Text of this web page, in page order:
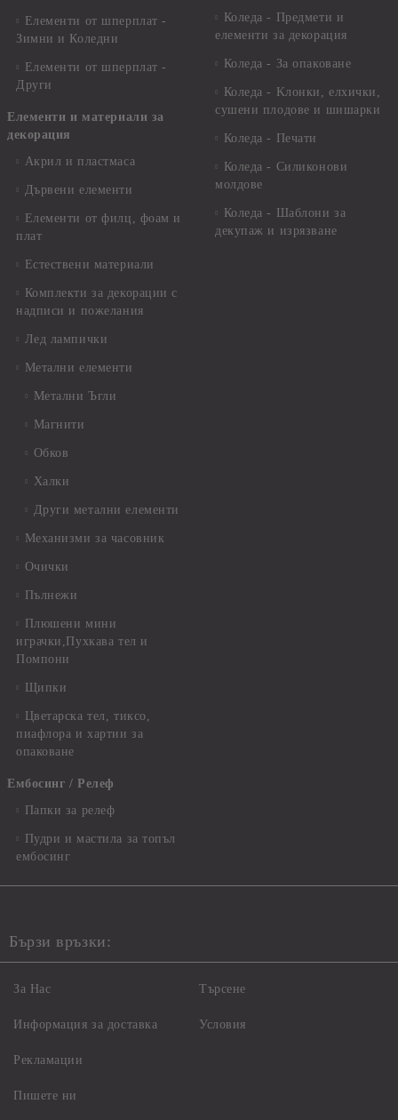
Елементи от шперплат -
Зимни и Коледни
Елементи от шперплат -
Други
Елементи и материали за
декорация
Акрил и пластмаса
Дървени елементи
Елементи от филц, фоам и
плат
Естествени материали
Комплекти за декорации с
надписи и пожелания
Лед лампички
Метални елементи
Метални Ъгли
Магнити
Обков
Халки
Други метални елементи
Механизми за часовник
Очички
Пълнежи
Плюшени мини
играчки,Пухкава тел и
Помпони
Щипки
Цветарска тел, тиксо,
пиафлора и хартии за
опаковане
Ембосинг / Релеф
Папки за релеф
Пудри и мастила за топъл
ембосинг
Коледа - Предмети и
елементи за декорация
Коледа - За опаковане
Коледа - Kлонки, елхички,
сушени плодове и шишарки
Коледа - Печати
Коледа - Силиконови
молдове
Коледа - Шаблони за
декупаж и изрязване
Бързи връзки:
За Нас
Информация за доставка
Рекламации
Пишете ни
Търсене
Условия